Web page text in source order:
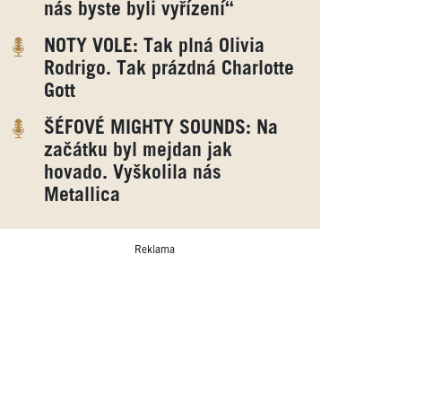
nás byste byli vyřízení“
NOTY VOLE: Tak plná Olivia
Rodrigo. Tak prázdná Charlotte
Gott
ŠÉFOVÉ MIGHTY SOUNDS: Na
začátku byl mejdan jak
hovado. Vyškolila nás
Metallica
Reklama